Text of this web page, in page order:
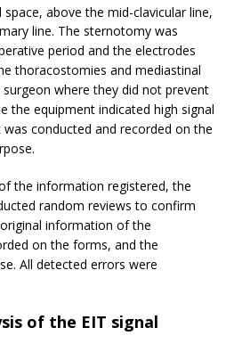
above the mid-clavicular line,
line. The sternotomy was
period and the electrodes
thoracostomies and mediastinal
where they did not prevent
the equipment indicated high signal
conducted and recorded on the
the information registered, the
random reviews to confirm
information of the
on the forms, and the
All detected errors were
of the EIT signal